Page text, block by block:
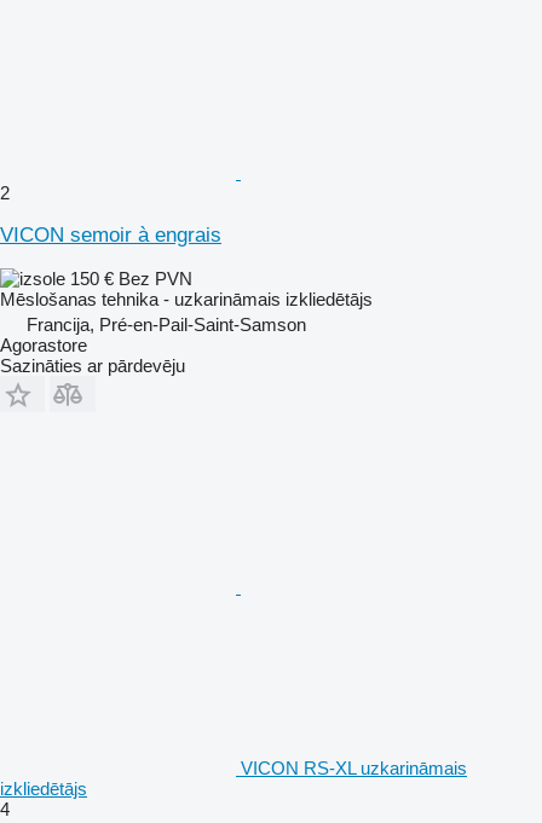
2
VICON semoir à engrais
150 € Bez PVN
Mēslošanas tehnika - uzkarināmais izkliedētājs
Francija, Pré-en-Pail-Saint-Samson
Agorastore
Sazināties ar pārdevēju
VICON RS-XL uzkarināmais
izkliedētājs
4